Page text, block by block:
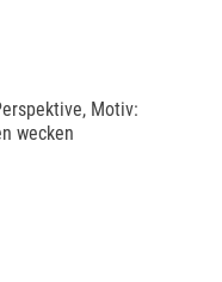
Motiv:
wecken